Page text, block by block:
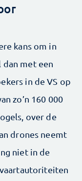
kans om in
met een
in de VS op
zo’n 160 000
over de
drones neemt
niet in de